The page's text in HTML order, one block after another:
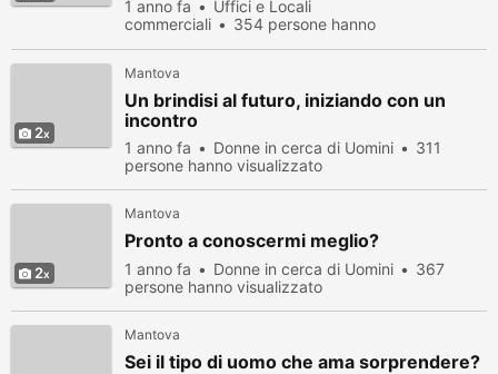
1 anno fa
Uffici e Locali
commerciali
354 persone hanno
2
Mantova
Un brindisi al futuro, iniziando con un
incontro
1 anno fa Donne in cerca di Uomini
311
persone hanno visualizzato
2
Mantova
Pronto a conoscermi meglio?
1 anno fa Donne in cerca di Uomini
367
persone hanno visualizzato
Mantova
Sei il tipo di uomo che ama sorprendere?